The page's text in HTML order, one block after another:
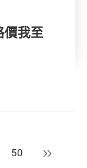
價我至
50 下一頁